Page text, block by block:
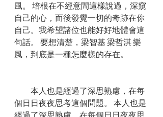
風。 培根在不經意間這樣說過，深窺
自己的心，而後發覺一切的奇跡在你
自己。我希望諸位也能好好地體會這
句話。 要想清楚，梁智基 梁哲淇 樂
風，到底是一種怎麼樣的存在。
本人也是經過了深思熟慮，在每
個日日夜夜思考這個問題。 本人也是
經過了深思熟慮，在每個日日夜夜思